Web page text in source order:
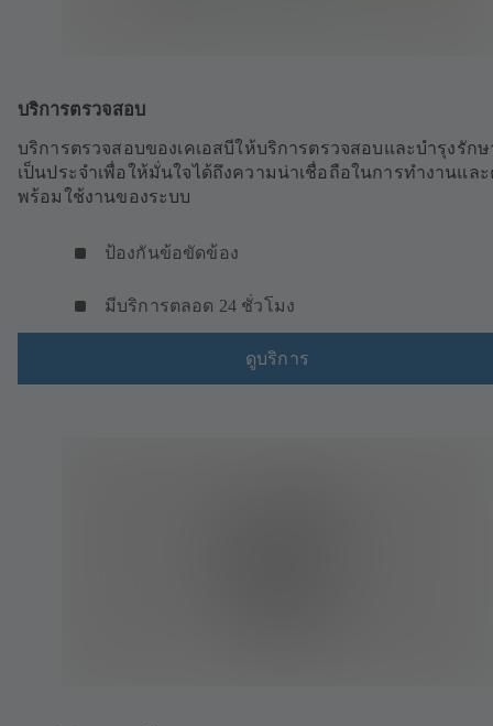
บริการตรวจสอบ
บริการตรวจสอบของเคเอสบีให้บริการตรวจสอบและบำรุงรัก
เป็นประจำเพื่อให้มั่นใจได้ถึงความน่าเชื่อถือในการทำงานแล
พร้อมใช้งานของระบบ
ป้องกันข้อขัดข้อง
มีบริการตลอด 24 ชั่วโมง
ดูบริการ